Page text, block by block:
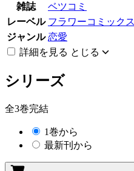
雑誌
ベツコミ
レーベル フラワーコミックス
ジャンル 恋愛
詳細を見る とじる
シリーズ
全3巻完結
1巻から
最新刊から